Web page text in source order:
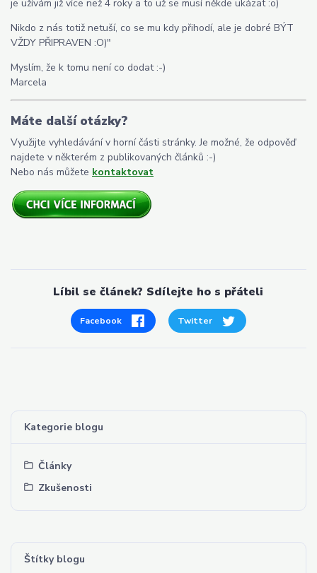
Kategorie blogu
Články
Zkušenosti
Štítky blogu
je užívám již více než 4 roky a to už se musí někde ukázat :o)
Nikdo z nás totiž netuší, co se mu kdy přihodí, ale je dobré BÝT
VŽDY PŘIPRAVEN :O)"
Myslím, že k tomu není co dodat :-)
Marcela
Máte další otázky?
Využijte vyhledávání v horní části stránky. Je možné, že odpověď
najdete v některém z publikovaných článků :-)
Nebo nás můžete kontaktovat
Líbil se článek? Sdílejte ho s přáteli
Facebook Twitter